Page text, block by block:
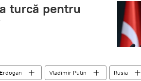
turcă pentru
Vladimir Putin Rusia